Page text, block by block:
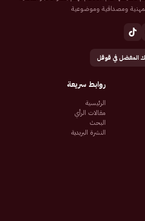
بمهنية ومصداقية وموضوعية
المفضل في قوقل
روابط سريعة
الرئيسية
مقالات الرأي
البحث
النشرة البريدية